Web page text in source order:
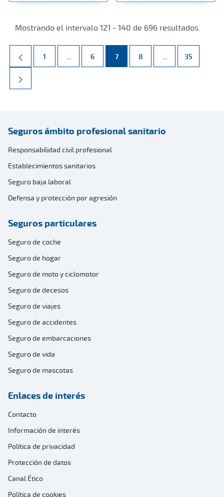
Mostrando el intervalo 121 - 140 de 696 resultados.
Página
1 ... Páginas intermedias Use TAB para desplazarse.
Página
6 Página
7 Página
8 ... Páginas
Página
35
Seguros ámbito profesional sanitario
Responsabilidad civil profesional
Establecimientos sanitarios
Seguro baja laboral
Defensa y protección por agresión
Seguros particulares
Seguro de coche
Seguro de hogar
Seguro de moto y ciclomotor
Seguro de decesos
Seguro de viajes
Seguro de accidentes
Seguro de embarcaciones
Seguro de vida
Seguro de mascotas
Enlaces de interés
Contacto
Información de interés
Política de privacidad
Protección de datos
Canal Ético
Política de cookies